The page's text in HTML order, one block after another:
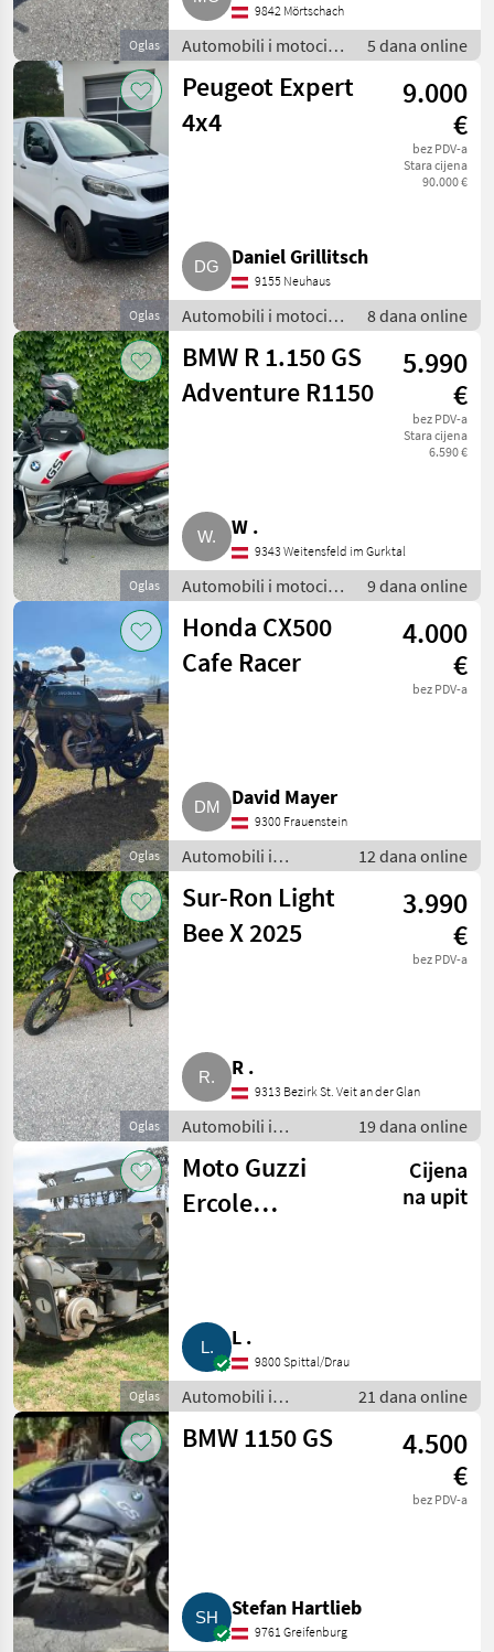
Marketplace
Ponude
trgovaca
Mali
oglasi
Oglas
9842 Mörtschach
Automobili i motocikli
/ Motori
5 dana online
Oglas
Peugeot Expert
4x4
9.000
€
bez PDV-a
Stara cijena
90.000 €
Daniel Grillitsch
9155 Neuhaus
Automobili i motocikli
/ Motori
8 dana online
Oglas
BMW R 1.150 GS
Adventure R1150
5.990
€
bez PDV-a
Stara cijena
6.590 €
W .
9343 Weitensfeld im Gurktal
Automobili i motocikli
/ Motori
9 dana online
Oglas
Honda CX500
Cafe Racer
4.000
€
bez PDV-a
David Mayer
9300 Frauenstein
Automobili i
motocikli / Motori
12 dana online
Oglas
Sur-Ron Light
Bee X 2025
3.990
€
bez PDV-a
R .
9313 Bezirk St. Veit an der Glan
Automobili i
motocikli / Motori
19 dana online
Oglas
Moto Guzzi
Ercole
Cijena
na upit
L .
9800 Spittal/Drau
Automobili i
motocikli / Motori
21 dana online
BMW 1150 GS
4.500
€
bez PDV-a
Stefan Hartlieb
9761 Greifenburg